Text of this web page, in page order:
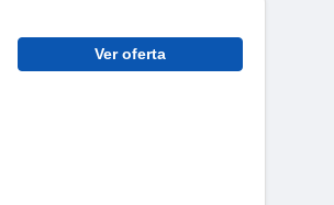
Ver oferta